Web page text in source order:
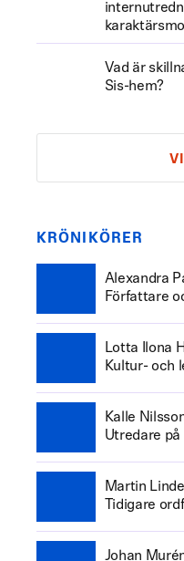
Vad är
Sis-hem?
KRÖNIKÖRER
Alexandra
Författare
Lotta Ilona
Kultur- och
Kalle
Utredare
Martin
Tidigare
Johan